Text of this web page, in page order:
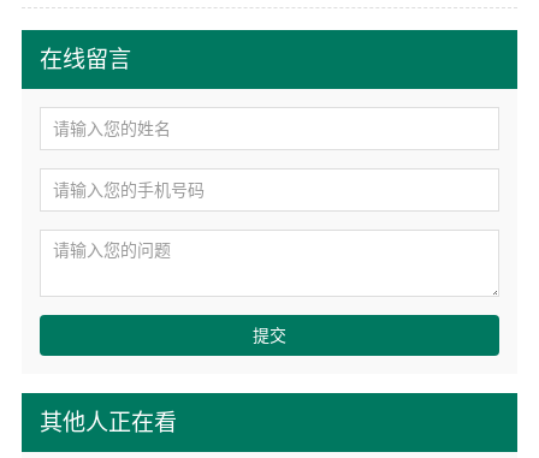
其他人正在看
在线留言
提交